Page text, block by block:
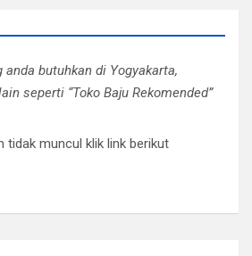
butuhkan di Yogyakarta,
seperti “Toko Baju Rekomended”
tidak muncul klik link berikut